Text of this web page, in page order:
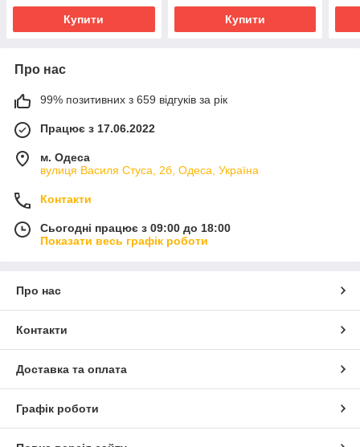
Купити Купити
Про нас
99% позитивних з 659 відгуків за рік
Працює з 17.06.2022
м. Одеса
вулиця Василя Стуса, 2б, Одеса, Україна
Контакти
Сьогодні працює з 09:00 до 18:00
Показати весь графік роботи
Про нас
Контакти
Доставка та оплата
Графік роботи